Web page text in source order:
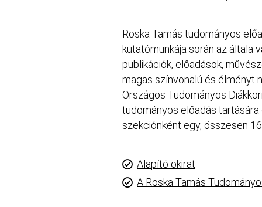
Roska Tamás tudományos
kutatómunkája során az
publikációk, előadások,
magas színvonalú és élményt
Országos Tudományos
tudományos előadás
szekciónként egy, összesen
Alapító okirat
A Roska Tamás